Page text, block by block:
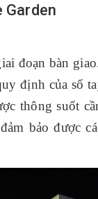
Garden
đoạn bàn
định của sổ
thông suốt
bảo được